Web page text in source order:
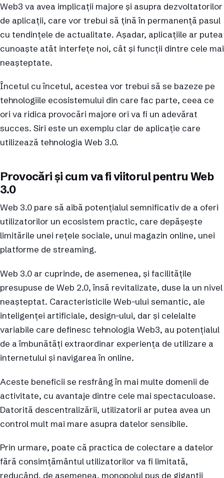
Web3 va avea implicații majore și asupra dezvoltatorilor
de aplicații, care vor trebui să țină în permanență pasul
cu tendințele de actualitate. Așadar, aplicațiile ar putea
cunoaște atât interfețe noi, cât și funcții dintre cele mai
neașteptate.
Încetul cu încetul, acestea vor trebui să se bazeze pe
tehnologiile ecosistemului din care fac parte, ceea ce
ori va ridica provocări majore ori va fi un adevărat
succes. Siri este un exemplu clar de aplicație care
utilizează tehnologia Web 3.0.
Provocări și cum va fi viitorul pentru Web
3.0
Web 3.0 pare să aibă potențialul semnificativ de a oferi
utilizatorilor un ecosistem practic, care depășește
limitările unei rețele sociale, unui magazin online, unei
platforme de streaming.
Web 3.0 ar cuprinde, de asemenea, și facilitățile
presupuse de Web 2.0, însă revitalizate, duse la un nivel
neașteptat. Caracteristicile Web-ului semantic, ale
inteligenței artificiale, design-ului, dar și celelalte
variabile care definesc tehnologia Web3, au potențialul
de a îmbunătăți extraordinar experiența de utilizare a
internetului și navigarea în online.
Aceste beneficii se resfrâng în mai multe domenii de
activitate, cu avantaje dintre cele mai spectaculoase.
Datorită descentralizării, utilizatorii ar putea avea un
control mult mai mare asupra datelor sensibile.
Prin urmare, poate că practica de colectare a datelor
fără consimțământul utilizatorilor va fi limitată,
reducând, de asemenea, monopolul pus de giganții